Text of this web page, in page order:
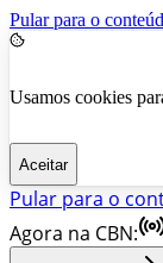
Pular para o
Usamos cookies
Aceitar
Pular para o
Agora na CBN: